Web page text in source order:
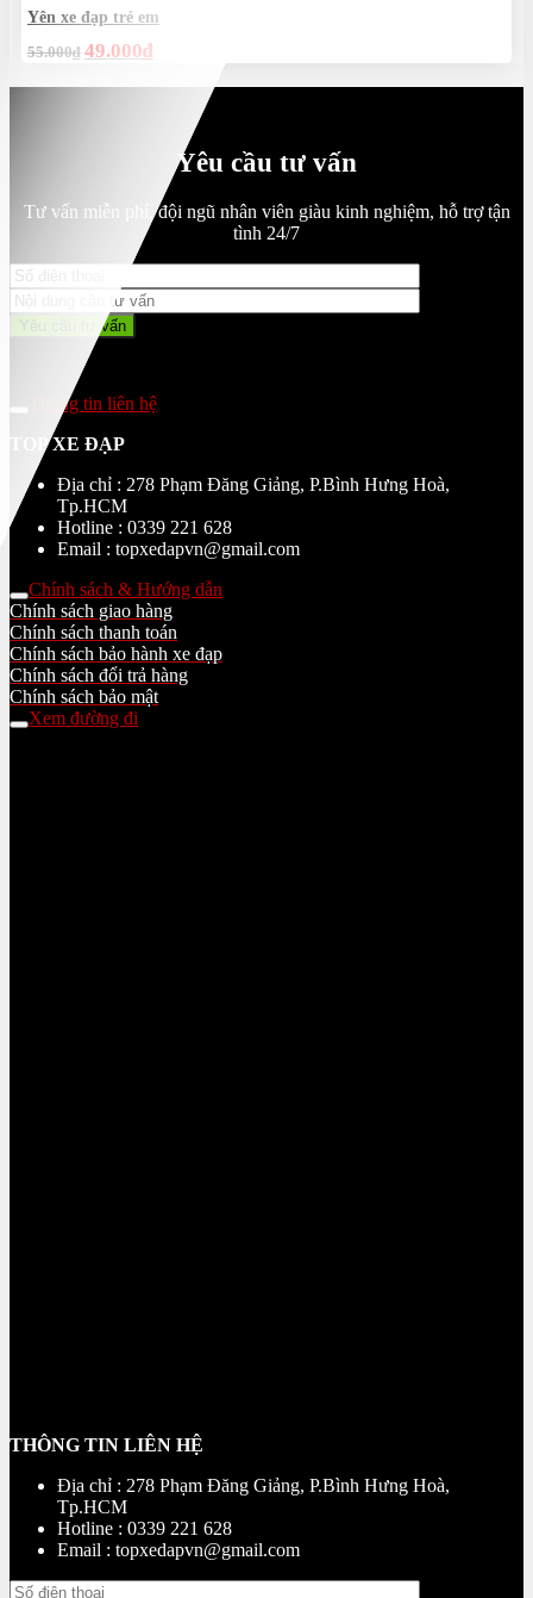
45.000₫.
Yên xe đạp trẻ em
55.000₫ Giá
là:
49.000₫
tại
49.000₫.
Yêu cầu tư vấn
Tư vấn miễn phí, đội ngũ nhân viên giàu kinh nghiệm, hỗ trợ tận
tình 24/7
Thông tin liên hệ
TOP XE ĐẠP
Địa chỉ : 278 Phạm Đăng Giảng, P.Bình Hưng Hoà,
Tp.HCM
Hotline : 0339 221 628
Email : topxedapvn@gmail.com
Chính sách & Hướng dẫn
Chính sách giao hàng
Chính sách thanh toán
Chính sách bảo hành xe đạp
Chính sách đổi trả hàng
Chính sách bảo mật
Xem đường đi
THÔNG TIN LIÊN HỆ
Địa chỉ : 278 Phạm Đăng Giảng, P.Bình Hưng Hoà,
Tp.HCM
Hotline : 0339 221 628
Email : topxedapvn@gmail.com